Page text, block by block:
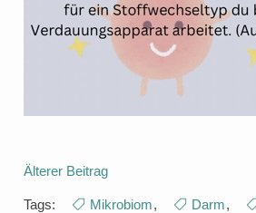
Älterer Beitrag
Tags: Mikrobiom, Darm,